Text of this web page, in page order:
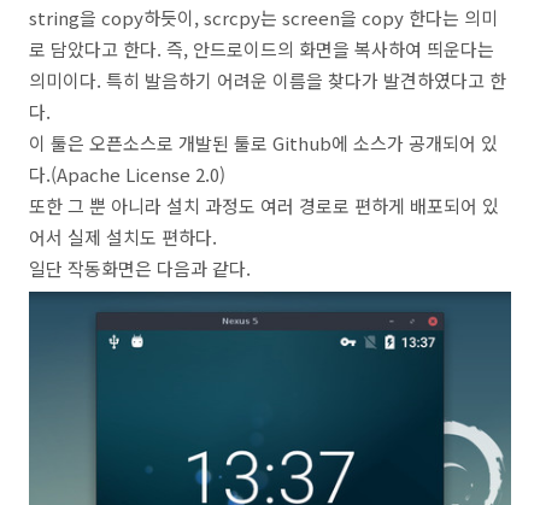
string을 copy하듯이, scrcpy는 screen을 copy 한다는 의미
로 담았다고 한다. 즉, 안드로이드의 화면을 복사하여 띄운다는
의미이다. 특히 발음하기 어려운 이름을 찾다가 발견하였다고 한
다.
이 툴은 오픈소스로 개발된 툴로 Github에 소스가 공개되어 있
다.(Apache License 2.0)
또한 그 뿐 아니라 설치 과정도 여러 경로로 편하게 배포되어 있
어서 실제 설치도 편하다.
일단 작동화면은 다음과 같다.